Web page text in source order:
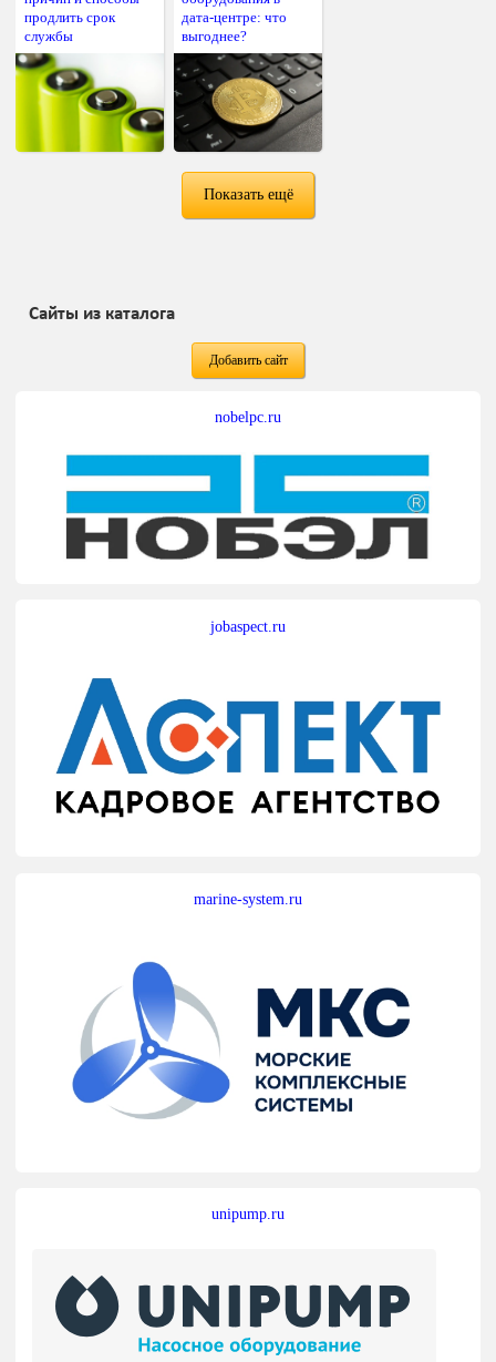
продлить срок
службы
дата-центре: что
выгоднее?
Показать ещё
Сайты из каталога
Добавить сайт
nobelpc.ru
jobaspect.ru
marine-system.ru
unipump.ru